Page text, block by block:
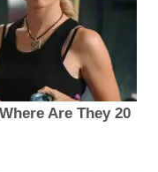
Are They 20